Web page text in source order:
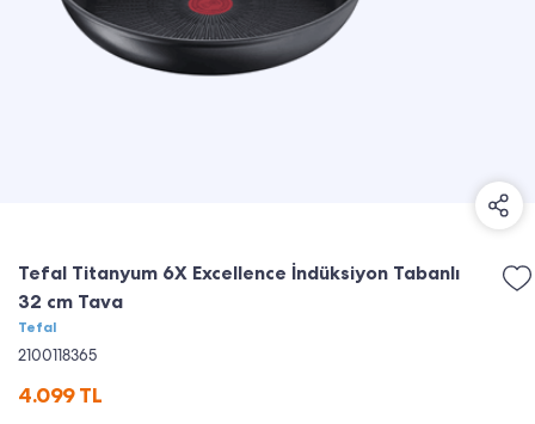
Tefal Titanyum 6X Excellence İndüksiyon Tabanlı
32 cm Tava
Tefal
2100118365
4.099TL